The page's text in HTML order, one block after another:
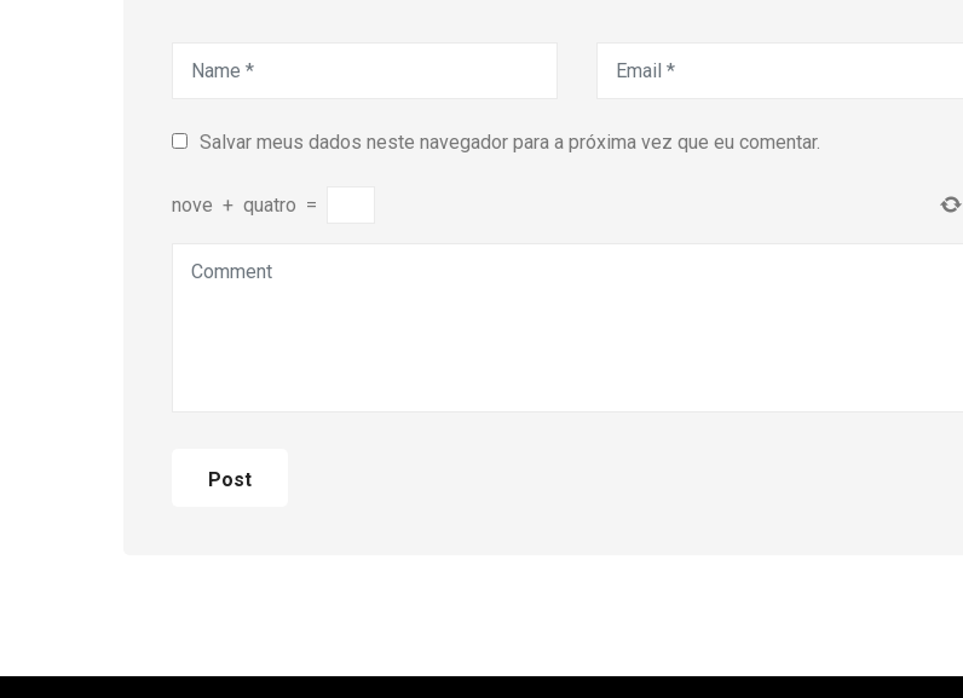
Salvar meus dados neste navegador para a próxima vez que eu comentar.
nove + quatro =